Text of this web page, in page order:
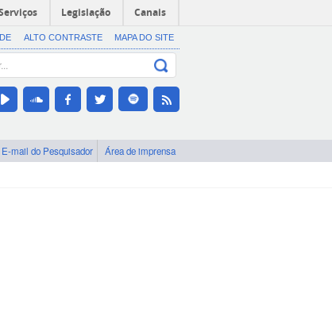
Legislação Canais
ALTO CONTRASTE MAPA DO SITE
E-mail do Pesquisador Área de imprensa